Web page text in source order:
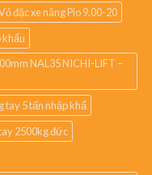
đặc xe nâng Pio 9.00-20
khẩu
NAL35 NICHI-LIFT –
tay 5 tấn nhập khẩ
2500kg đức